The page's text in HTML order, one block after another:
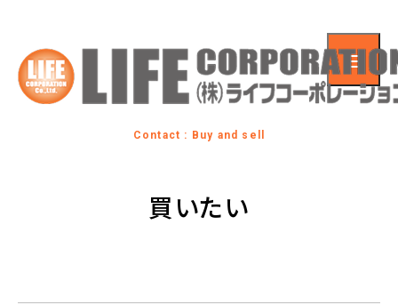
Contact : Buy and sell
買いたい